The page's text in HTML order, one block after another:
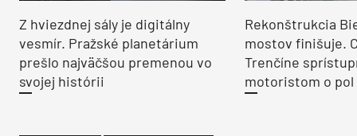
Z hviezdnej sály je digitálny
vesmír. Pražské planetárium
prešlo najväčšou premenou vo
svojej histórii
Rekonštrukcia
mostov finišuje.
Trenčíne
motoristom o pol